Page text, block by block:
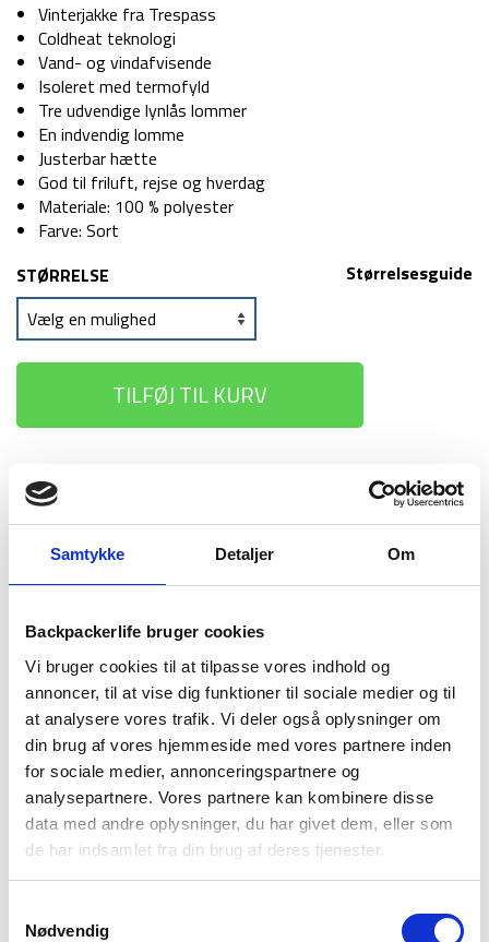
Samtykke Detaljer Om
Backpackerlife bruger cookies
Vi bruger cookies til at tilpasse vores indhold og
annoncer, til at vise dig funktioner til sociale medier og til
at analysere vores trafik. Vi deler også oplysninger om
din brug af vores hjemmeside med vores partnere inden
for sociale medier, annonceringspartnere og
analysepartnere. Vores partnere kan kombinere disse
data med andre oplysninger, du har givet dem, eller som
de har indsamlet fra din brug af deres tjenester.
Nødvendig
Vinterjakke fra Trespass
Coldheat teknologi
Vand- og vindafvisende
Isoleret med termofyld
Tre udvendige lynlås lommer
En indvendig lomme
Justerbar hætte
God til friluft, rejse og hverdag
Materiale: 100 % polyester
Farve: Sort
Størrelsesguide
STØRRELSE
TILFØJ TIL KURV
100 dages
returret
BESKRIVELSE
YDERLIGERE INFORMATION
BRAND
FAQ
Vinterjakke i modellen Clip fra Trespass. Jakken har coldheat
isolering, hvilket gør den god til at holde på kropsvarmen
mens den stadig er åndbar. Denne teknologi er med til at sikre
dig en varm og behagelig jakke, du kan bruge i de kolde
måneder. Jakken er udført i vind- og vandtæt materiale, der
sikrer dig mod naturens kræfter.
Vinterjakken har en lang lynlås, der gør det muligt at lyne